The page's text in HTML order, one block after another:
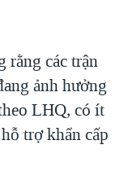
rằng các trận
ảnh hưởng
LHQ, có ít
trợ khẩn cấp